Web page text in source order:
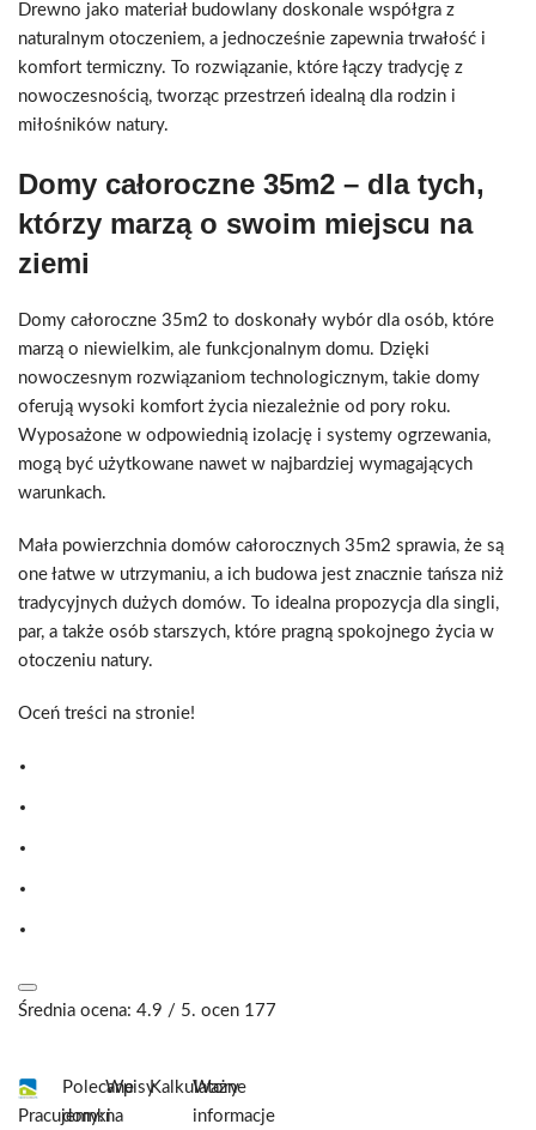
Drewno jako materiał budowlany doskonale współgra z
naturalnym otoczeniem, a jednocześnie zapewnia trwałość i
komfort termiczny. To rozwiązanie, które łączy tradycję z
nowoczesnością, tworząc przestrzeń idealną dla rodzin i
miłośników natury.
Domy całoroczne 35m2 – dla tych,
którzy marzą o swoim miejscu na
ziemi
Domy całoroczne 35m2 to doskonały wybór dla osób, które
marzą o niewielkim, ale funkcjonalnym domu. Dzięki
nowoczesnym rozwiązaniom technologicznym, takie domy
oferują wysoki komfort życia niezależnie od pory roku.
Wyposażone w odpowiednią izolację i systemy ogrzewania,
mogą być użytkowane nawet w najbardziej wymagających
warunkach.
Mała powierzchnia domów całorocznych 35m2 sprawia, że są
one łatwe w utrzymaniu, a ich budowa jest znacznie tańsza niż
tradycyjnych dużych domów. To idealna propozycja dla singli,
par, a także osób starszych, które pragną spokojnego życia w
otoczeniu natury.
Oceń treści na stronie!
Średnia ocena: 4.9 / 5. ocen 177
Pracujemy:
Polecane
domki
Wpisy
na
Kalkulatory
Ważne
informacje